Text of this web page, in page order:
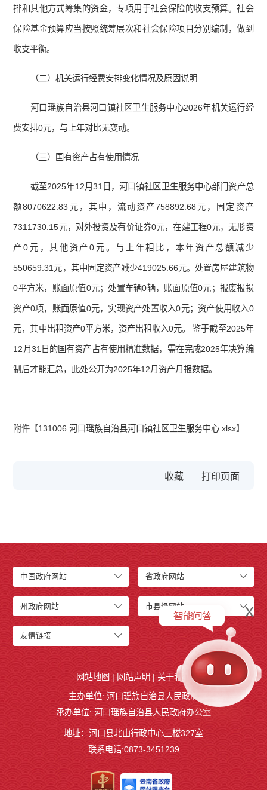
排和其他方式筹集的资金，专项用于社会保险的收支预算。社会
保险基金预算应当按照统筹层次和社会保险项目分别编制，做到
收支平衡。
（二）机关运行经费安排变化情况及原因说明
河口瑶族自治县河口镇社区卫生服务中心2026年机关运行经
费安排0元，与上年对比无变动。
（三）国有资产占有使用情况
截至2025年12月31日，河口镇社区卫生服务中心部门资产总
额8070622.83元，其中，流动资产758892.68元，固定资产
7311730.15元，对外投资及有价证券0元，在建工程0元，无形资
产0元，其他资产0元。与上年相比，本年资产总额减少
550659.31元，其中固定资产减少419025.66元。处置房屋建筑物
0平方米，账面原值0元；处置车辆0辆，账面原值0元；报废报损
资产0项，账面原值0元，实现资产处置收入0元；资产使用收入0
元，其中出租资产0平方米，资产出租收入0元。 鉴于截至2025年
12月31日的国有资产占有使用精准数据，需在完成2025年决算编
制后才能汇总，此处公开为2025年12月资产月报数据。
附件【131006 河口瑶族自治县河口镇社区卫生服务中心.xlsx】
收藏
中国政府网站 省政府网站
州政府网站 市县级网站
友情链接
网站地图 | 网站声明 | 关于我们
主办单位: 河口瑶族自治县人民政府
承办单位: 河口瑶族自治县人民政府办公室
地址：河口县北山行政中心三楼327室
联系电话:0873-3451239
x